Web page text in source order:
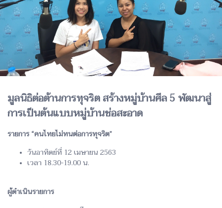
มูลนิธิต่อต้านการทุจริต สร้างหมู่บ้านศีล 5 พัฒนาสู่
การเป็นต้นแบบหมู่บ้านช่อสะอาด
รายการ “คนไทยไม่ทนต่อการทุจริต”
วันอาทิตย์ที่ 12 เมษายน 2563
เวลา 18.30-19.00 น.
ผู้ดำเนินรายการ